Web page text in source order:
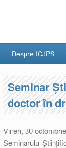
Despre ICJPS
Seminar
doctor în
Vineri, 30
Seminarului